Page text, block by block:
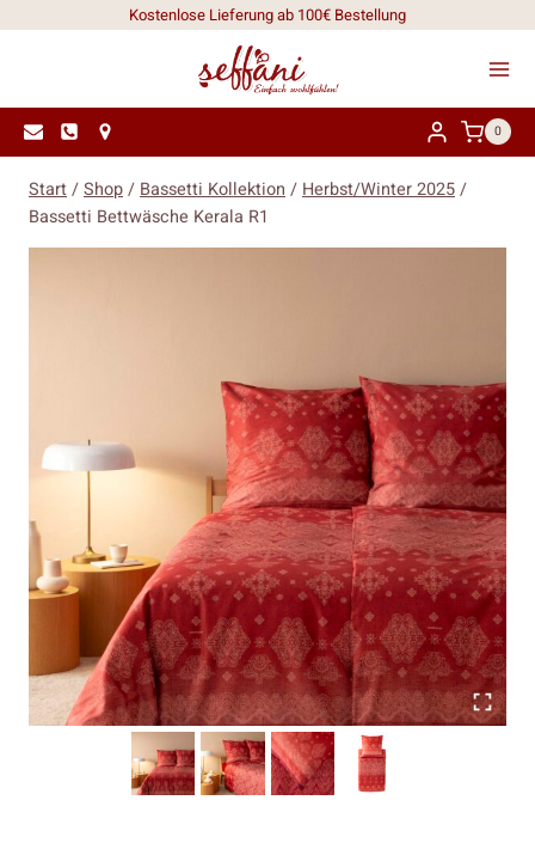
Kostenlose Lieferung ab 100€ Bestellung
0
Start/Shop/ Bassetti Kollektion / Herbst/Winter 2025/
Bassetti Bettwäsche Kerala R1